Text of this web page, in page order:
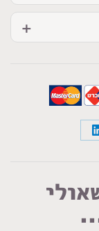
Share
LinkedIn